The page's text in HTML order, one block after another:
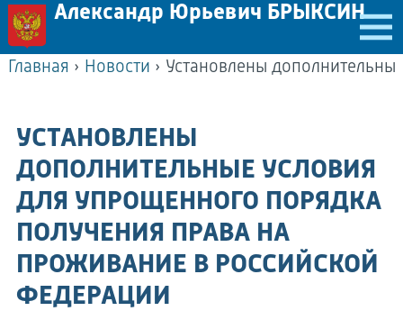
Александр Юрьевич БРЫКСИН
Главная › Новости ›
УСТАНОВЛЕНЫ
ДОПОЛНИТЕЛЬНЫЕ УСЛОВИЯ
ДЛЯ УПРОЩЕННОГО ПОРЯДКА
ПОЛУЧЕНИЯ ПРАВА НА
ПРОЖИВАНИЕ В РОССИЙСКОЙ
ФЕДЕРАЦИИ